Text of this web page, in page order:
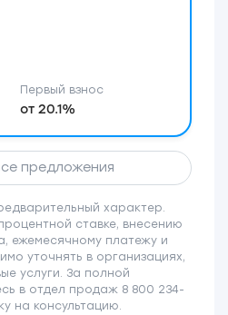
Первый взнос
от 20.1%
предложения
характер.
ставке, внесению
ежемесячному платежу и
уточнять в организациях,
услуги. За полной
в отдел продаж 8 800 234-
на консультацию.